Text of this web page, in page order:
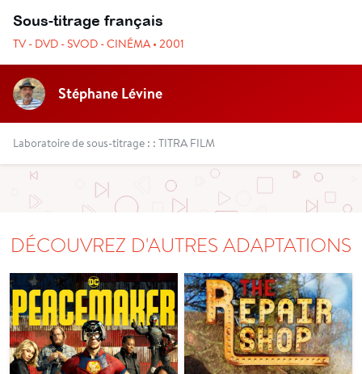
Sous-titrage français
TV - DVD - SVOD - CINÉMA • 2001
Stéphane Lévine
Laboratoire de sous-titrage : : TITRA FILM
DÉCOUVREZ D'AUTRES ADAPTATIONS